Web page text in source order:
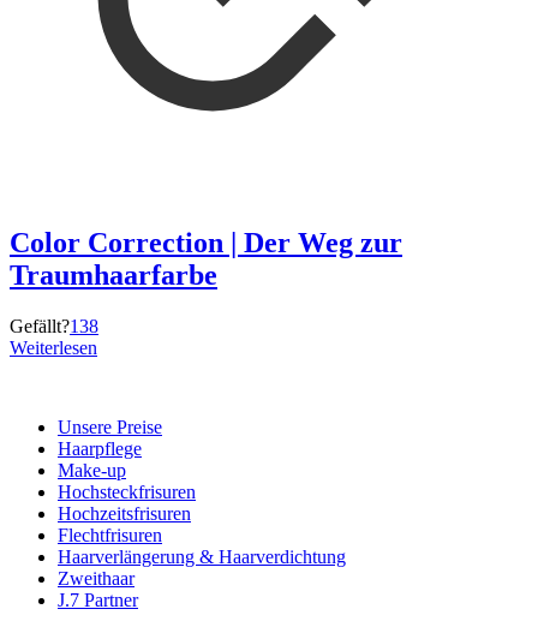
Color Correction | Der Weg zur
Traumhaarfarbe
Gefällt?138
Weiterlesen
Unsere Preise
Haarpflege
Make-up
Hochsteck­frisuren
Hochzeits­frisuren
Flechtfrisuren
Haar­verlängerung & Haar­verdichtung
Zweithaar
J.7 Partner